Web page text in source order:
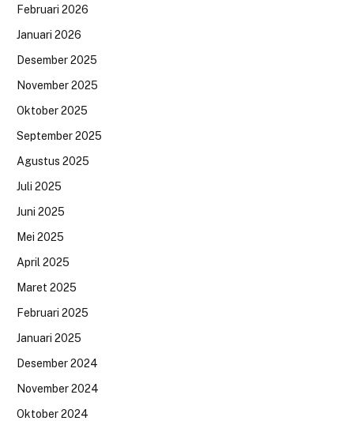
Februari 2026
Januari 2026
Desember 2025
November 2025
Oktober 2025
September 2025
Agustus 2025
Juli 2025
Juni 2025
Mei 2025
April 2025
Maret 2025
Februari 2025
Januari 2025
Desember 2024
November 2024
Oktober 2024